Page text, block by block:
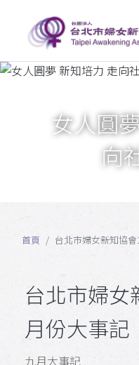
女人圓
向
首頁 台北市婦女新知協
台北市婦女
月份大事記
九月大事記